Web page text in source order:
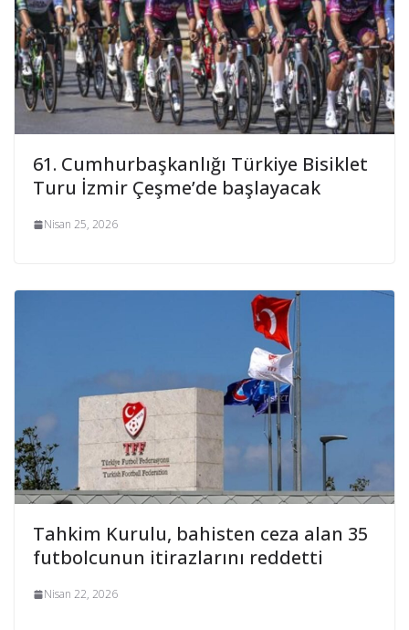
61. Cumhurbaşkanlığı Türkiye Bisiklet
Turu İzmir Çeşme’de başlayacak
Nisan 25, 2026
Tahkim Kurulu, bahisten ceza alan 35
futbolcunun itirazlarını reddetti
Nisan 22, 2026